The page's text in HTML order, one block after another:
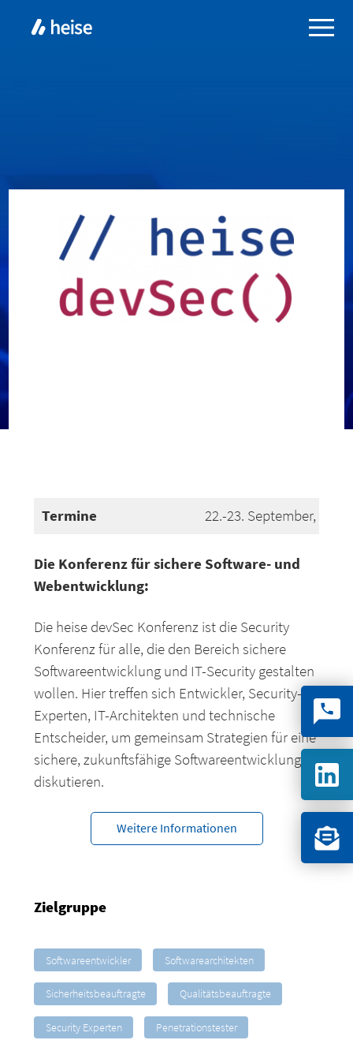
Termine 22.-23. September, 2026
Die Konferenz für sichere Software- und
Webentwicklung:
Die heise devSec Konferenz ist die Security
Konferenz für alle, die den Bereich sichere
Softwareentwicklung und IT-Security gestalten
wollen. Hier treffen sich Entwickler, Security-
Experten, IT-Architekten und technische
Entscheider, um gemeinsam Strategien für eine
sichere, zukunftsfähige Softwareentwicklung zu
diskutieren.
Weitere Informationen
Zielgruppe
Softwareentwickler Softwarearchitekten
Sicherheitsbeauftragte Qualitätsbeauftragte
Security Experten Penetrationstester